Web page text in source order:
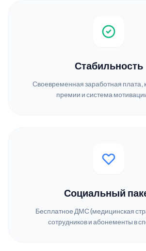
Стабильность
Своевременная заработная плата,
премии и система
Социальный
Бесплатное ДМС (медицинская
сотрудников и абонементы в